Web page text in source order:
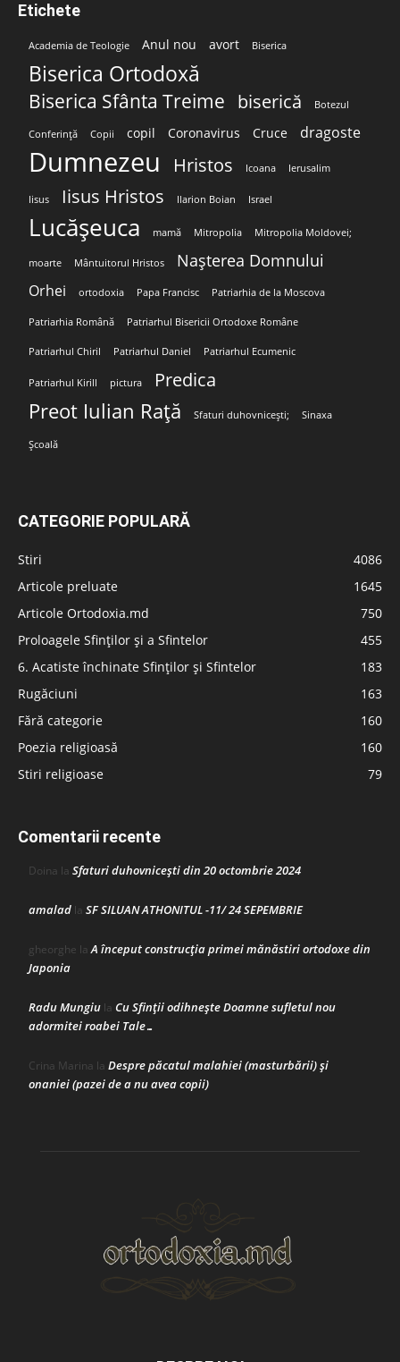
Etichete
Academia de Teologie Anul nou avort Biserica
Biserica Ortodoxă
Biserica Sfânta Treime biserică Botezul
Conferință Copii copil Coronavirus Cruce dragoste
Dumnezeu Hristos Icoana Ierusalim
Iisus Iisus Hristos Ilarion Boian Israel
Lucășeuca mamă Mitropolia Mitropolia Moldovei;
moarte Mântuitorul Hristos Nașterea Domnului
Orhei ortodoxia Papa Francisc Patriarhia de la Moscova
Patriarhia Română Patriarhul Bisericii Ortodoxe Române
Patriarhul Chiril Patriarhul Daniel Patriarhul Ecumenic
Patriarhul Kirill pictura Predica
Preot Iulian Rață Sfaturi duhovnicești; Sinaxa
Școală
CATEGORIE POPULARĂ
Stiri
4086
Articole preluate
1645
Articole Ortodoxia.md
750
Proloagele Sfinților și a Sfintelor
455
6. Acatiste închinate Sfinților și Sfintelor
183
Rugăciuni
163
Fără categorie
160
Poezia religioasă
160
Stiri religioase
79
Comentarii recente
Doina la Sfaturi duhovnicești din 20 octombrie 2024
amalad la SF SILUAN ATHONITUL -11/ 24 SEPEMBRIE
gheorghe laA început construcţia primei mănăstiri ortodoxe din
Japonia
Radu Mungiu la Cu Sfinții odihnește Doamne sufletul nou
adormitei roabei Tale…
Crina Marina la Despre păcatul malahiei (masturbării) şi
onaniei (pazei de a nu avea copii)